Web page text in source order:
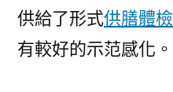
供給了形式供膳體檢
有較好的示范感化。